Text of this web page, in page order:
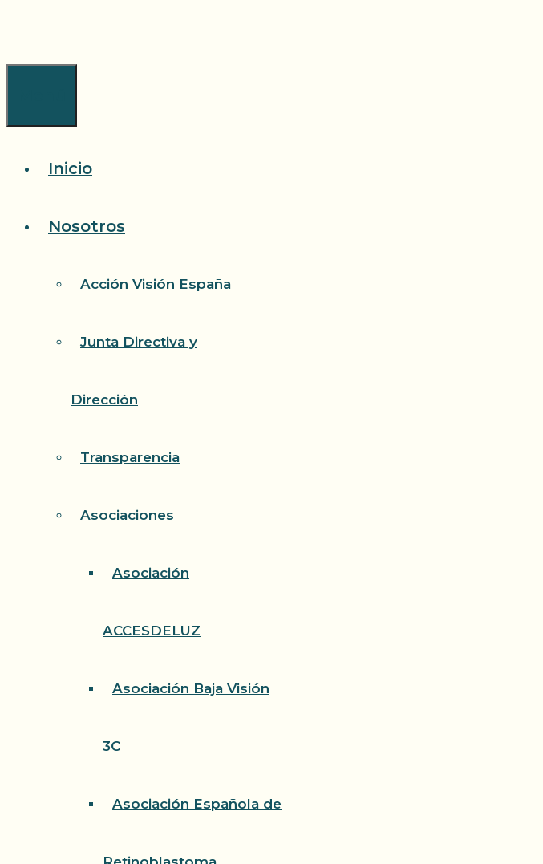
Inicio
Nosotros
Acción Visión España
Junta Directiva y
Dirección
Transparencia
Asociaciones
Asociación
ACCESDELUZ
Asociación Baja Visión
3C
Asociación Española de